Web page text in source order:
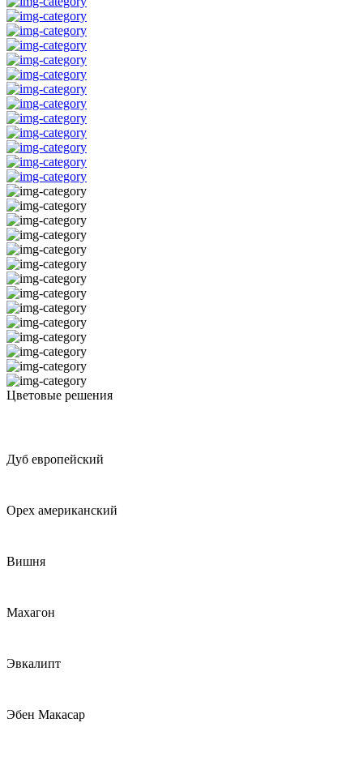
Цветовые решения
Дуб европейский
Орех американский
Вишня
Махагон
Эвкалипт
Эбен Макасар